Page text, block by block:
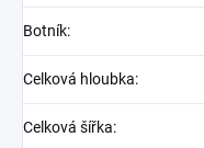
Botník:
Celková hloubka:
Celková šířka: